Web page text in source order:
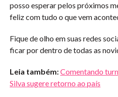
posso esperar pelos próximos
feliz com tudo o que vem
Fique de olho em suas redes
ficar por dentro de todas as
Leia também:Comentando
Silva sugere retorno ao país